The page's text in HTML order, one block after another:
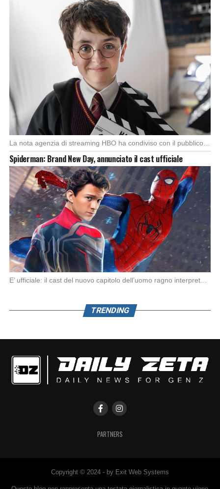
Spiderman: Brand New Day, annunciato il cast ufficiale
E’ ufficiale: il cast del nuovo capitolo dell’uomo ragno interpretato da Tom Holland Spiderman: Brand […]
TRENDING
PARTNERS
Copyright © 2024 - by Exit Web Systems